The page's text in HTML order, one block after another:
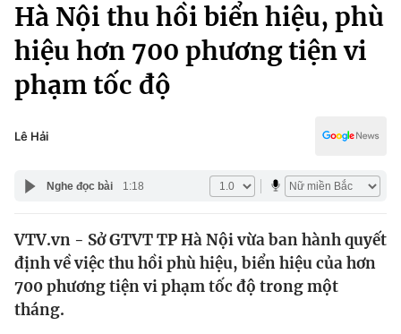
Chuyên mục
Chính trị
Thế giới
Tin tức
Kinh tế
Pháp luật
Kinh tế
Thể thao
Truyền hình
Văn hóa - Giải trí
Giáo dục
Hà Nội thu hồi biển hiệu, phù
hiệu hơn 700 phương tiện vi
phạm tốc độ
Lê Hải
Nghe đọc bài 1:18
VTV.vn - Sở GTVT TP Hà Nội vừa ban hành quyết
định về việc thu hồi phù hiệu, biển hiệu của hơn
700 phương tiện vi phạm tốc độ trong một
tháng.